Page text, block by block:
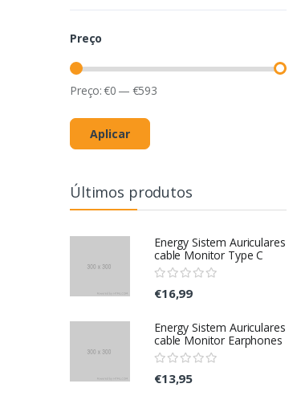
Preço
Preço:€0 — €593
Aplicar
Últimos produtos
Energy Sistem Auriculares
cable Monitor Type C
€16,99
Energy Sistem Auriculares
cable Monitor Earphones
€13,95